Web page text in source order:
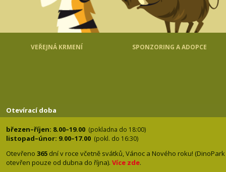
VEŘEJNÁ KRMENÍ SPONZORING A ADOPCE
Otevírací doba
březen–říjen: 8.00–19.00 (pokladna do 18:00)
listopad–únor: 9.00–17.00 (pokl. do 16:30)
Otevřeno 365 dní v roce včetně svátků, Vánoc a Nového roku! (DinoPark
otevřen pouze od dubna do října). Více zde.